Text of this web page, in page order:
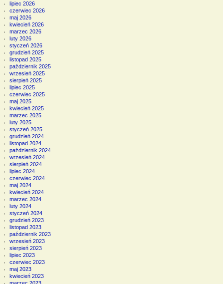
lipiec 2026
czerwiec 2026
maj 2026
kwiecień 2026
marzec 2026
luty 2026
styczeń 2026
grudzień 2025
listopad 2025
październik 2025
wrzesień 2025
sierpień 2025
lipiec 2025
czerwiec 2025
maj 2025
kwiecień 2025
marzec 2025
luty 2025
styczeń 2025
grudzień 2024
listopad 2024
październik 2024
wrzesień 2024
sierpień 2024
lipiec 2024
czerwiec 2024
maj 2024
kwiecień 2024
marzec 2024
luty 2024
styczeń 2024
grudzień 2023
listopad 2023
październik 2023
wrzesień 2023
sierpień 2023
lipiec 2023
czerwiec 2023
maj 2023
kwiecień 2023